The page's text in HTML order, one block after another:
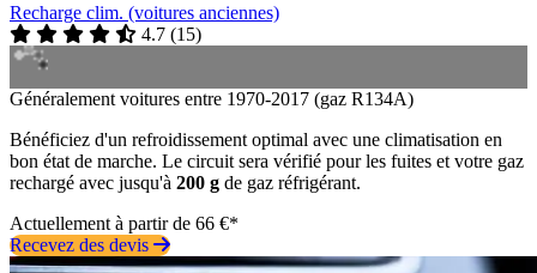
Recharge clim. (voitures anciennes)
4.7 (15)
Généralement voitures entre 1970-2017 (gaz R134A)
Bénéficiez d'un refroidissement optimal avec une climatisation en
bon état de marche. Le circuit sera vérifié pour les fuites et votre gaz
rechargé avec jusqu'à 200 g de gaz réfrigérant.
Actuellement à partir de 66 €*
Recevez des devis